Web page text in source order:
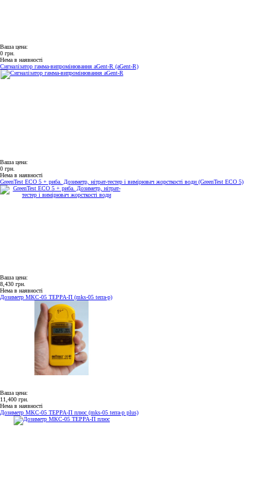
Ваша цена:
0 грн.
Нема в наявності
Сигналізатор гамма-випромінювання aGent-R (aGent-R)
Ваша цена:
0 грн.
Нема в наявності
GreenTest ECO 5 + риба. Дозиметр, нітрат-тестер і вимірювач жорсткості води (GreenTest ECO 5)
Ваша цена:
8,430 грн.
Нема в наявності
Дозиметр МКС-05 ТЕРРА-П (mks-05 terra-p)
Ваша цена:
11,400 грн.
Нема в наявності
Дозиметр МКС-05 ТЕРРА-П плюс (mks-05 terra-p plus)